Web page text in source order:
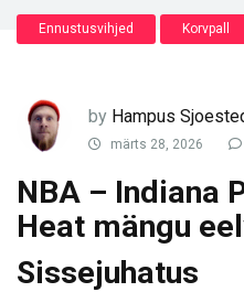
Ennustusvihjed Korvpall
by Hampus
märts 28, 2026
NBA – Indiana
Heat mängu
Sissejuhatus